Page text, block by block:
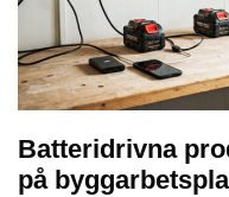
Batteridrivna
på